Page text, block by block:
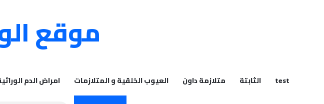
موقع
امراض الدم العيوب الخلقية و المتلازمات متلازمة داون الثابتة test